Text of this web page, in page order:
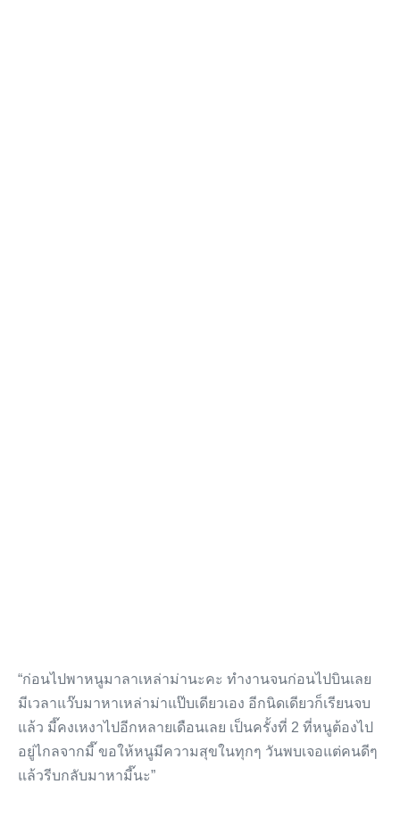
“ก่อนไปพาหนูมาลาเหล่าม่านะคะ ทำงานจนก่อนไปบินเลย
มีเวลาแว๊บมาหาเหล่าม่าแป๊บเดียวเอง อีกนิดเดียวก็เรียนจบ
แล้ว มี๊คงเหงาไปอีกหลายเดือนเลย เป็นครั้งที่ 2 ที่หนูต้องไป
อยู่ไกลจากมี๊ ขอให้หนูมีความสุขในทุกๆ วันพบเจอแต่คนดีๆ
แล้วรีบกลับมาหามี๊นะ”